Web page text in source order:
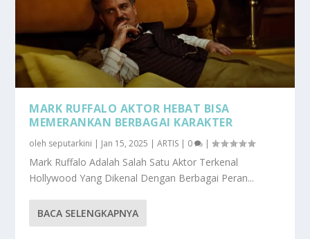
MARK RUFFALO AKTOR HEBAT BISA
MEMERANKAN BERBAGAI KARAKTER
oleh seputarkini | Jan 15, 2025 |ARTIS | 0 |
Mark Ruffalo Adalah Salah Satu Aktor Terkenal
Hollywood Yang Dikenal Dengan Berbagai Peran...
BACA SELENGKAPNYA